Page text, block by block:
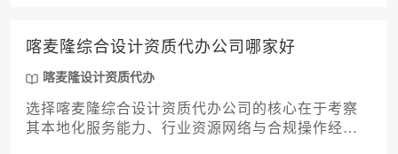
喀麦隆综合设计资质代办公司哪家好
喀麦隆设计资质代办
选择喀麦隆综合设计资质代办公司的核心在于考察
其本地化服务能力、行业资源网络与合规操作经